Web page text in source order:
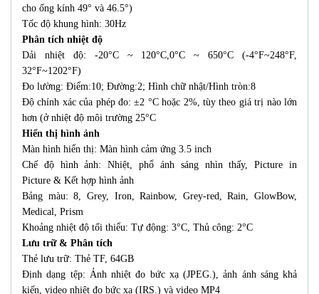
cho ống kính 49° và 46.5°)
Tốc độ khung hình: 30Hz
Phân tích nhiệt độ
Dải nhiệt độ: -20°C ~ 120°C,0°C ~ 650°C (-4°F~248°F,
32°F~1202°F)
Đo lường: Điểm:10; Đường:2; Hình chữ nhật/Hình tròn:8
Độ chính xác của phép đo: ±2 °C hoặc 2%, tùy theo giá trị nào lớn
hơn (ở nhiệt độ môi trường 25°C
Hiển thị hình ảnh
Màn hình hiển thị: Màn hình cảm ứng 3.5 inch
Chế độ hình ảnh: Nhiệt, phổ ánh sáng nhìn thấy, Picture in
Picture & Kết hợp hình ảnh
Bảng màu: 8, Grey, Iron, Rainbow, Grey-red, Rain, GlowBow,
Medical, Prism
Khoảng nhiệt độ tối thiểu: Tự động: 3°C, Thủ công: 2°C
Lưu trữ & Phân tích
Thẻ lưu trữ: Thẻ TF, 64GB
Định dạng tệp: Ảnh nhiệt đo bức xạ (JPEG.), ảnh ánh sáng khả
kiến, video nhiệt đo bức xạ (IRS.) và video MP4